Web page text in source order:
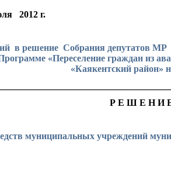
2012 г.
в решение Собрания депутатов
«Переселение граждан из
«Каякентский район»
Р Е Ш Е Н И
муниципальных учреждений